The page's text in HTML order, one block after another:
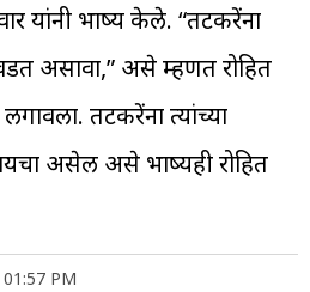
यांनी भाष्य केले. “तटकरेंना
असावा,” असे म्हणत रोहित
लगावला. तटकरेंना त्यांच्या
असेल असे भाष्यही रोहित
PM